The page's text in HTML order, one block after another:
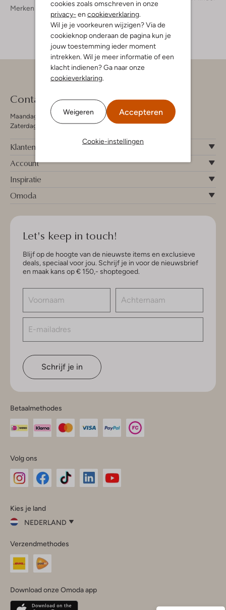
cookies zoals omschreven in onze
privacy- en cookieverklaring.
Wil je je voorkeuren wijzigen? Via de
cookieknop onderaan de pagina kun je
jouw toestemming ieder moment
intrekken. Wil je meer informatie of een
klacht indienen? Ga naar onze
cookieverklaring.
Weigeren Accepteren
Cookie-instellingen
Merken
Benetton
Contact
Maandag - Vrijdag 09:00 - 19:00 uur
Zaterdag 09:00 - 17:00 uur
Klantenservice
Account
Inspiratie
Omoda
Let's keep in touch!
Blijf op de hoogte van de nieuwste items en exclusieve
deals, speciaal voor jou. Schrijf je in voor de nieuwsbrief
en maak kans op € 150,- shoptegoed.
Schrijf je in
Betaalmethodes
Volg ons
InstagramFacebook
Kies je land
NEDERLAND
je
land
Nederland
Belgique(Français)
Verzendmethodes
Download onze Omoda app